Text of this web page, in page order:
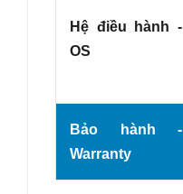
Hệ điều hành -
OS
Bảo hành -
Warranty